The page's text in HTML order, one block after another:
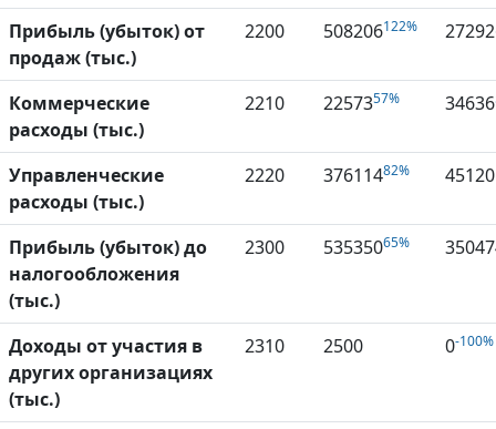
Прибыль (убыток) от
продаж (тыс.)
2200 508206122%
Коммерческие
расходы (тыс.)
2210 2257357% 34636
Управленческие
расходы (тыс.)
2220 37611482%
Прибыль (убыток) до
налогообложения
(тыс.)
2300 53535065%
Доходы от участия в
других организациях
(тыс.)
2310 2500 0-100%